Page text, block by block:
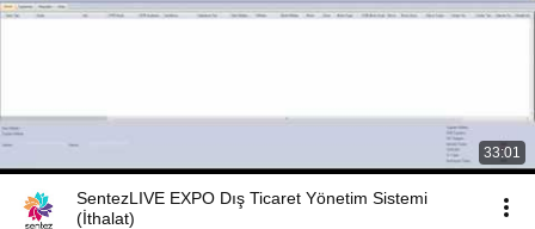
33:01
SentezLIVE EXPO Dış Ticaret Yönetim Sistemi
(İthalat)